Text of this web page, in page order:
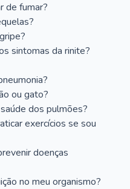
de fumar?
sintomas da rinite?
ou gato?
dos pulmões?
exercícios se sou
doenças
no meu organismo?